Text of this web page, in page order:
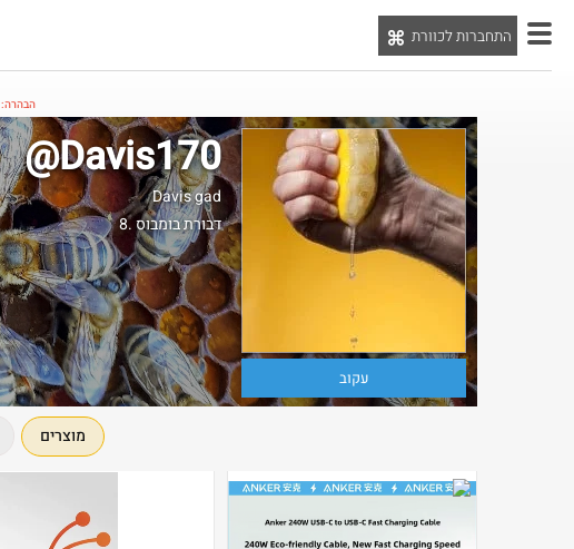
התחברות לכוורת
הבהרה:
עקוב
@Davis170
Davis gad
8. דבורת בומבוס
מוצרים